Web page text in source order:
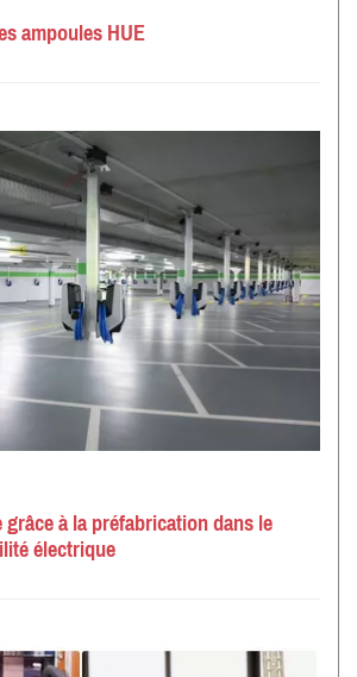
ampoules HUE
à la préfabrication dans le
électrique